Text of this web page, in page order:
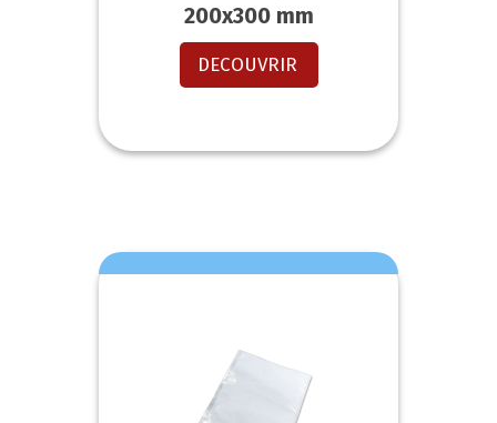
200x300 mm
DECOUVRIR